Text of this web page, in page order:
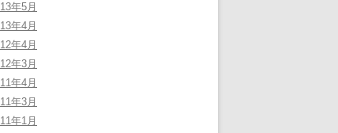
年5月
年4月
年4月
年3月
年4月
年3月
年1月